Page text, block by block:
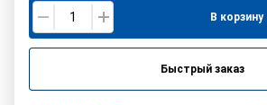
В корзину
Быстрый заказ